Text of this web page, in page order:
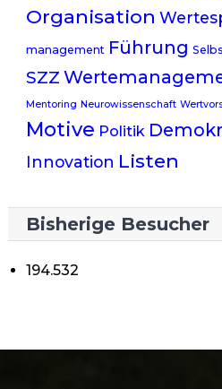
Organisation
management Führung
SZZ
Mentoring Neurowissenschaft
Motive Politik
Innovation Listen
Bisherige Besucher
194.532